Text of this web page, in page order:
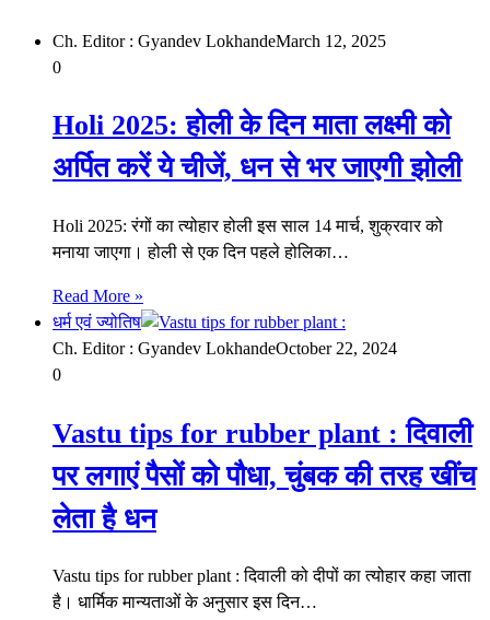
Ch. Editor : Gyandev LokhandeMarch 12, 2025
0
Holi 2025: होली के दिन माता लक्ष्मी को
अर्पित करें ये चीजें, धन से भर जाएगी झोली
Holi 2025: रंगों का त्योहार होली इस साल 14 मार्च, शुक्रवार को
मनाया जाएगा। होली से एक दिन पहले होलिका…
Read More »
धर्म एवं ज्योतिष
Ch. Editor : Gyandev LokhandeOctober 22, 2024
0
Vastu tips for rubber plant : दिवाली
पर लगाएं पैसों को पौधा, चुंबक की तरह खींच
लेता है धन
Vastu tips for rubber plant : दिवाली को दीपों का त्योहार कहा जाता
है। धार्मिक मान्यताओं के अनुसार इस दिन…